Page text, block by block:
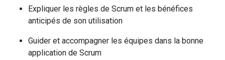
Expliquer les règles de Scrum et les bénéfices
anticipés de son utilisation
Guider et accompagner les équipes dans la bonne
application de Scrum